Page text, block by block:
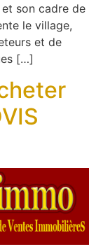
son cadre de
le village,
et de
[…]